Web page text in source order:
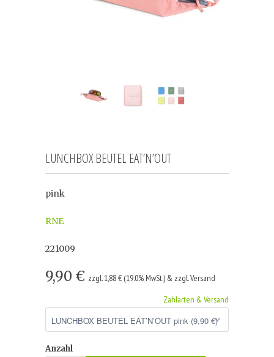
LUNCHBOX BEUTEL EAT’N’OUT
pink
RNE
221009
9,90 € zzgl. 1,88 € (19.0% MwSt.) & zzgl. Versand
Zahlarten & Versand
Anzahl